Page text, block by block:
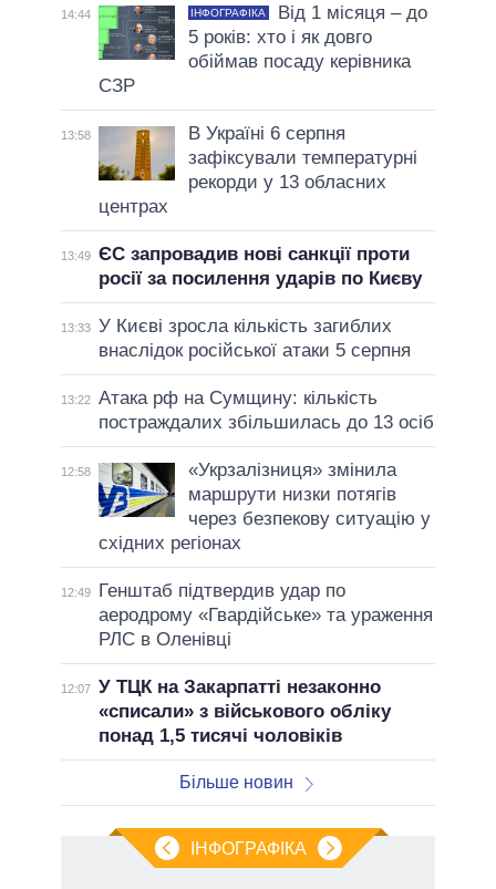
14:44 ІНФОГРАФІКА
Від 1 місяця – до
5 років: хто і як довго
обіймав посаду керівника
СЗР
13:58
В Україні 6 серпня
зафіксували температурні
рекорди у 13 обласних
центрах
13:49 ЄС запровадив нові санкції проти
росії за посилення ударів по Києву
13:33 У Києві зросла кількість загиблих
внаслідок російської атаки 5 серпня
13:22 Атака рф на Сумщину: кількість
постраждалих збільшилась до 13 осіб
12:58
«Укрзалізниця» змінила
маршрути низки потягів
через безпекову ситуацію у
східних регіонах
12:49
Генштаб підтвердив удар по
аеродрому «Гвардійське» та ураження
РЛС в Оленівці
12:07 У ТЦК на Закарпатті незаконно
«списали» з військового обліку
понад 1,5 тисячі чоловіків
Більше новин
ІНФОГРАФІКА